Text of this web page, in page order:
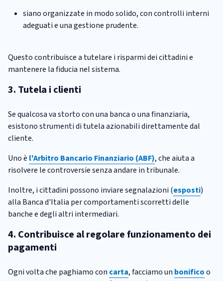
siano organizzate in modo solido, con controlli interni
adeguati e una gestione prudente.
Questo contribuisce a tutelare i risparmi dei cittadini e
mantenere la fiducia nel sistema.
3. Tutela i clienti
Se qualcosa va storto con una banca o una finanziaria,
esistono strumenti di tutela azionabili direttamente dal
cliente.
Uno è l'Arbitro Bancario Finanziario (ABF), che aiuta a
risolvere le controversie senza andare in tribunale.
Inoltre, i cittadini possono inviare segnalazioni (esposti)
alla Banca d'Italia per comportamenti scorretti delle
banche e degli altri intermediari.
4. Contribuisce al regolare funzionamento dei
pagamenti
Ogni volta che paghiamo con carta, facciamo un bonificoo